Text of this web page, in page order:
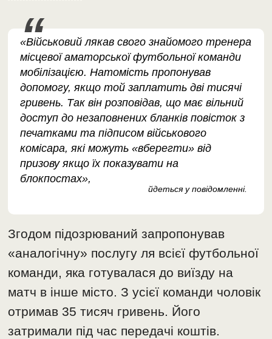
«Військовий лякав свого знайомого тренера
місцевої аматорської футбольної команди
мобілізацією. Натомість пропонував
допомогу, якщо той заплатить дві тисячі
гривень. Так він розповідав, що має вільний
доступ до незаповнених бланків повісток з
печатками та підписом військового
комісара, які можуть «вберегти» від
призову якщо їх показувати на
блокпостах»,
йдеться у повідомленні.
Згодом підозрюваний запропонував
«аналогічну» послугу ля всієї футбольної
команди, яка готувалася до виїзду на
матч в інше місто. З усієї команди чоловік
отримав 35 тисяч гривень. Його
затримали під час передачі коштів.